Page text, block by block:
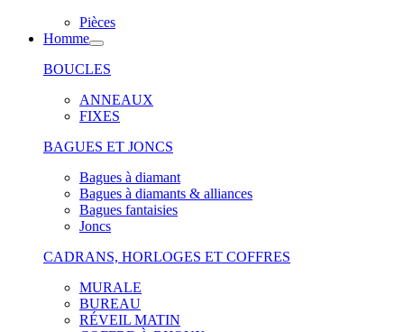
Pièces
Homme
BOUCLES
ANNEAUX
FIXES
BAGUES ET JONCS
Bagues à diamant
Bagues à diamants & alliances
Bagues fantaisies
Joncs
CADRANS, HORLOGES ET COFFRES
MURALE
BUREAU
RÉVEIL MATIN